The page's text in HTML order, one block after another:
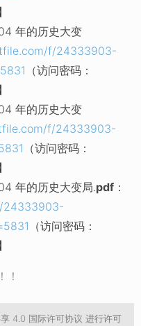
年的历史大变
f/24333903-
（访问密码：
年的历史大变
f/24333903-
（访问密码：
年的历史大变局.pdf ：
24333903-
（访问密码：
4.0 国际许可协议 进行许可